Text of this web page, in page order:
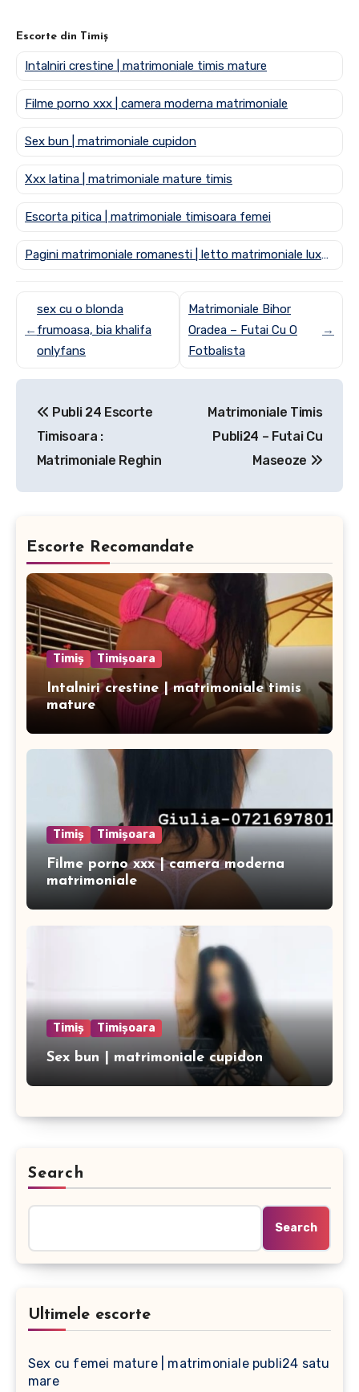
Escorte din Timiș
Intalniri crestine | matrimoniale timis mature
Filme porno xxx | camera moderna matrimoniale
Sex bun | matrimoniale cupidon
Xxx latina | matrimoniale mature timis
Escorta pitica | matrimoniale timisoara femei
Pagini matrimoniale romanesti | letto matrimoniale luxury
←
sex cu o blonda
frumoasa, bia khalifa
onlyfans
Matrimoniale Bihor
Oradea – Futai Cu O
Fotbalista
→
navigation
Publi 24 Escorte
Timisoara :
Matrimoniale Reghin
Matrimoniale Timis
Publi24 – Futai Cu
Maseoze
Escorte Recomandate
Timiș Timișoara
Intalniri crestine | matrimoniale timis
mature
Timiș Timișoara
Filme porno xxx | camera moderna
matrimoniale
Timiș Timișoara
Sex bun | matrimoniale cupidon
Search
Search
Ultimele escorte
Sex cu femei mature | matrimoniale publi24 satu
mare